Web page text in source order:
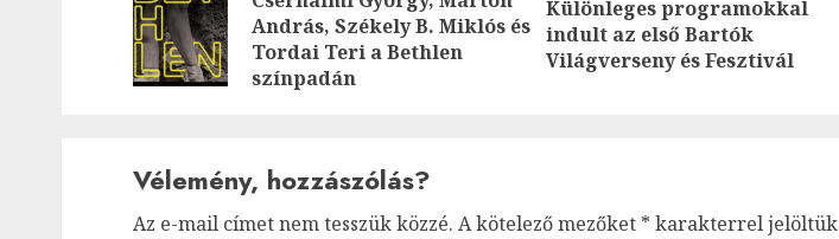
navigation
Previous
post:
András, Székely B. Miklós és
Tordai Teri a Bethlen
színpadán
Next
post:
Különleges programokkal
indult az első Bartók
Világverseny és Fesztivál
Vélemény, hozzászólás?
Az e-mail címet nem tesszük közzé. A kötelező mezőket * karakterrel jelöltük